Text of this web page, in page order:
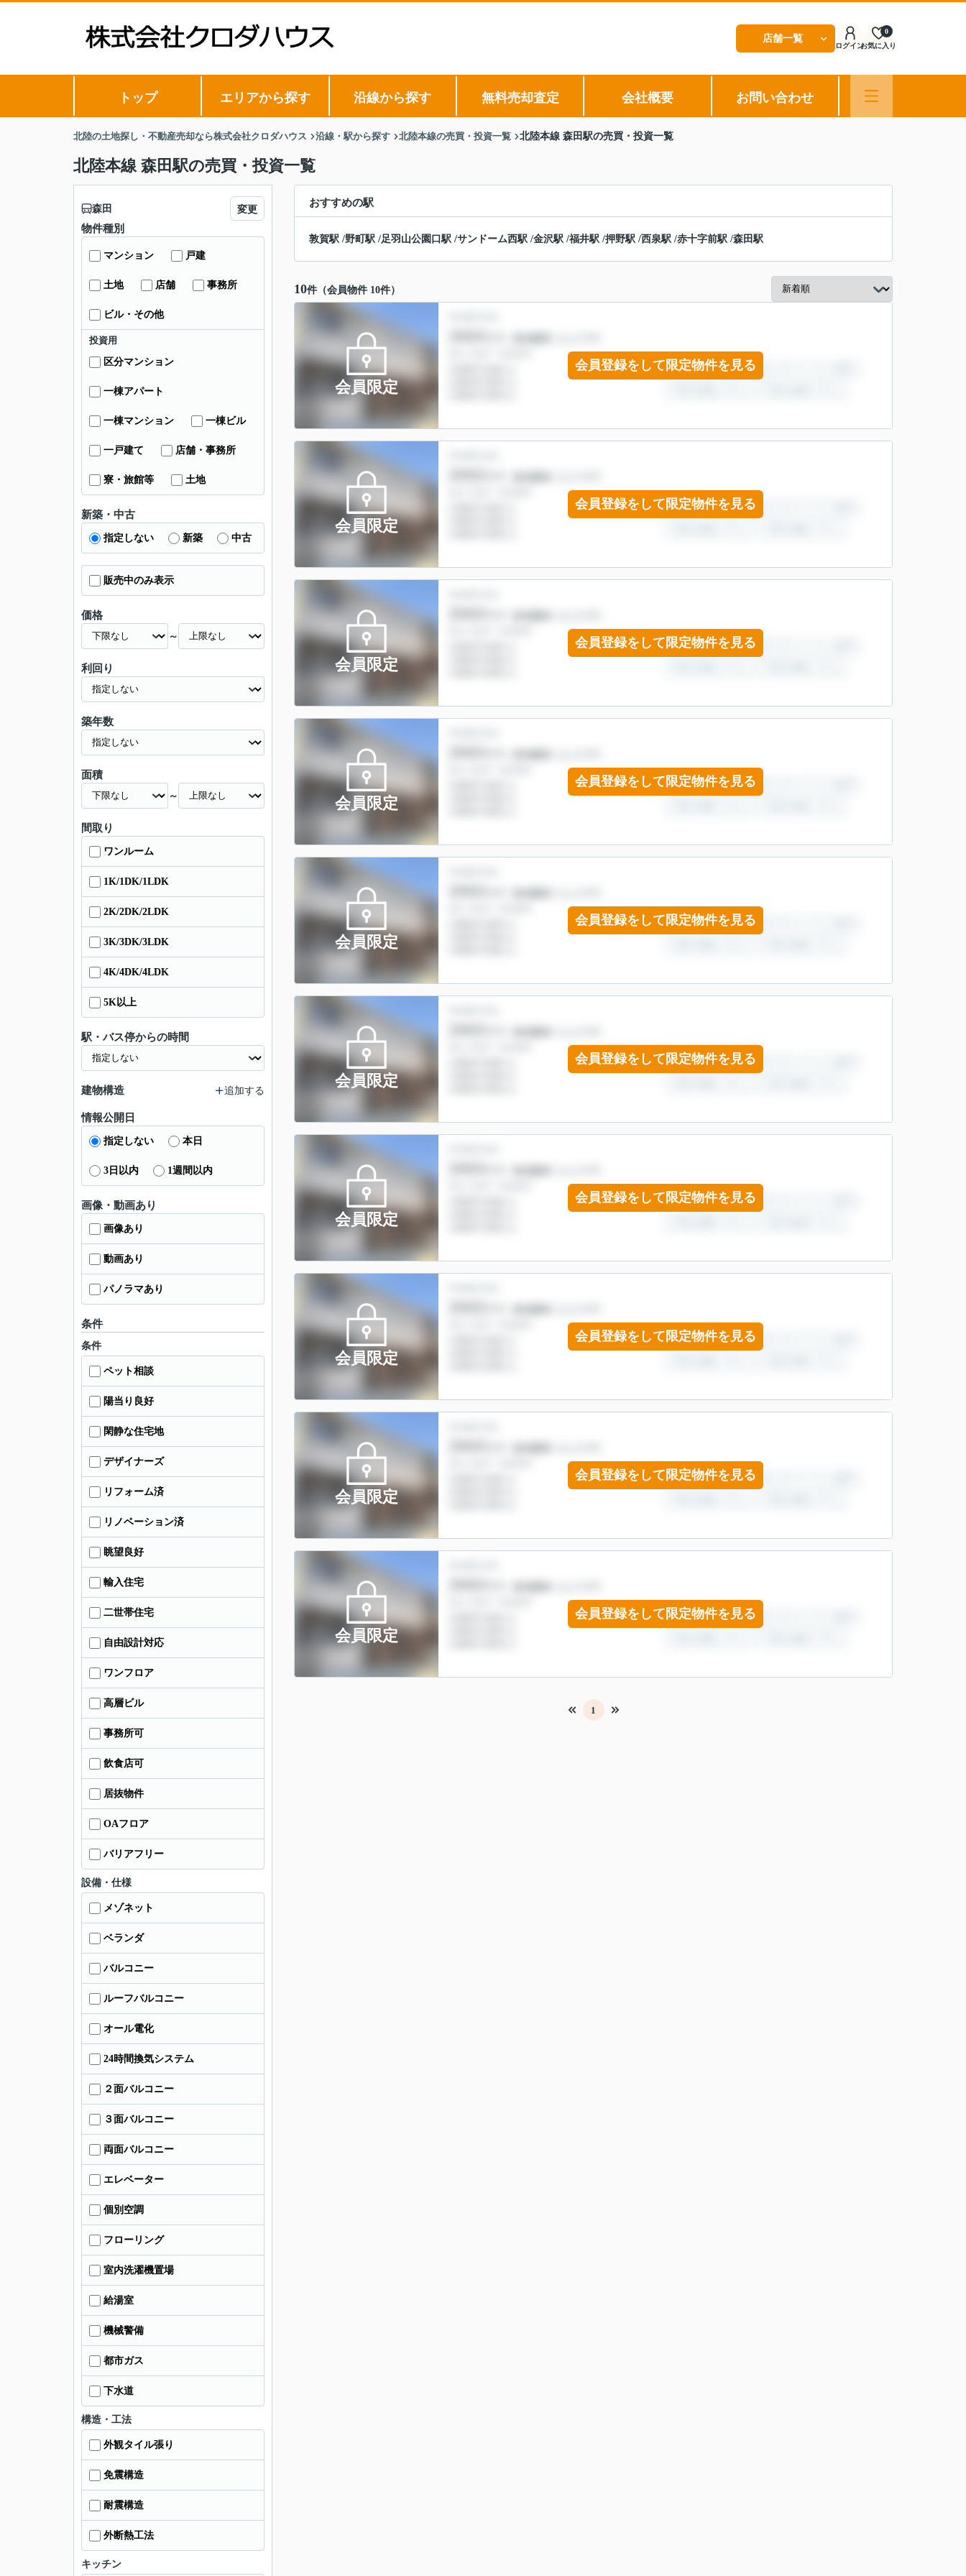
店舗一覧
ログインお気に入り
0
トップ エリアから探す 沿線から探す 無料売却査定 会社概要 お問い合わせ
北陸の土地探し・不動産売却なら株式会社クロダハウス 沿線・駅から探す 北陸本線の売買・投資一覧 北陸本線 森田駅の売買・投資一覧
北陸本線 森田駅の売買・投資一覧
おすすめの駅
敦賀駅 /野町駅 /足羽山公園口駅 /サンドーム西駅 /金沢駅 /福井駅 /押野駅 /西泉駅 /赤十字前駅 /森田駅
10件（会員物件 10件）
会員限定
会員登録をして限定物件を見る
会員限定
会員登録をして限定物件を見る
会員限定
会員登録をして限定物件を見る
会員限定
会員登録をして限定物件を見る
会員限定
会員登録をして限定物件を見る
会員限定
会員登録をして限定物件を見る
会員限定
会員登録をして限定物件を見る
会員限定
会員登録をして限定物件を見る
会員限定
会員登録をして限定物件を見る
会員限定
会員登録をして限定物件を見る
1
森田 変更
物件種別
マンション 戸建
土地 店舗 事務所
ビル・その他
投資用
区分マンション
一棟アパート
一棟マンション 一棟ビル
一戸建て 店舗・事務所
寮・旅館等 土地
新築・中古
指定しない 新築 中古
販売中のみ表示
価格
～
利回り
築年数
面積
～
間取り
ワンルーム
1K/1DK/1LDK
2K/2DK/2LDK
3K/3DK/3LDK
4K/4DK/4LDK
5K以上
駅・バス停からの時間
建物構造 追加する
情報公開日
指定しない 本日
3日以内 1週間以内
画像・動画あり
画像あり
動画あり
パノラマあり
条件
条件
ペット相談
陽当り良好
閑静な住宅地
デザイナーズ
リフォーム済
リノベーション済
眺望良好
輸入住宅
二世帯住宅
自由設計対応
ワンフロア
高層ビル
事務所可
飲食店可
居抜物件
OAフロア
バリアフリー
設備・仕様
メゾネット
ベランダ
バルコニー
ルーフバルコニー
オール電化
24時間換気システム
２面バルコニー
３面バルコニー
両面バルコニー
エレベーター
個別空調
フローリング
室内洗濯機置場
給湯室
機械警備
都市ガス
下水道
構造・工法
外観タイル張り
免震構造
耐震構造
外断熱工法
キッチン